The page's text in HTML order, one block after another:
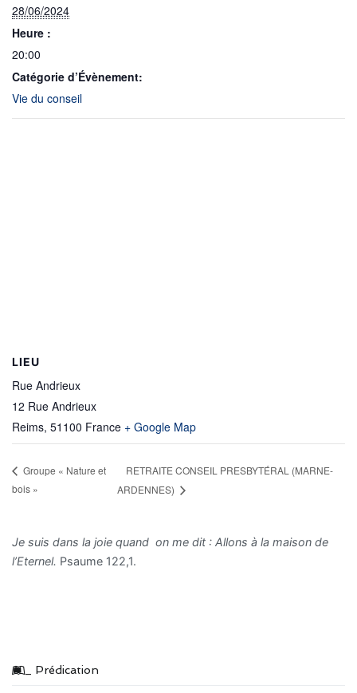
28/06/2024
Heure :
20:00
Catégorie d’Évènement:
Vie du conseil
LIEU
Rue Andrieux
12 Rue Andrieux
Reims, 51100 France + Google Map
Groupe « Nature et
bois »
RETRAITE CONSEIL PRESBYTÉRAL (MARNE-
ARDENNES)
Je suis dans la joie quand on me dit : Allons à la maison de
l’Eternel. Psaume 122,1.
_ Prédication